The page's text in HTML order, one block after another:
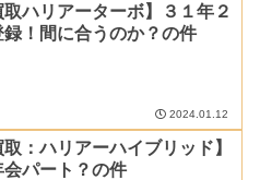
取ハリアーターボ】３１年２
録！間に合うのか？の件
2024.01.12
取：ハリアーハイブリッド】
会パート？の件